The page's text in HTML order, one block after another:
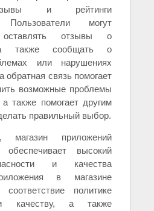
и рейтинги
Пользователи могут
отзывы о
а также сообщать о
или нарушениях
обратная связь помогает
возможные проблемы
также помогает другим
правильный выбор.
магазин приложений
высокий
и качества
в магазине
политике
и качеству, а также